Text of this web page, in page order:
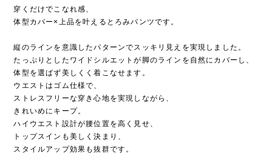
穿くだけでこなれ感、
体型カバー×上品を叶えるとろみパンツです。
縦のラインを意識したパターンでスッキリ見えを実現しました。
たっぷりとしたワイドシルエットが脚のラインを自然にカバーし、
体型を選ばず美しくく着こなせます。
ウエストはゴム仕様で、
ストレスフリーな穿き心地を実現しながら、
きれいめにキープ。
ハイウエスト設計が腰位置を高く見せ、
トップスインも美しく決まり、
スタイルアップ効果も抜群です。